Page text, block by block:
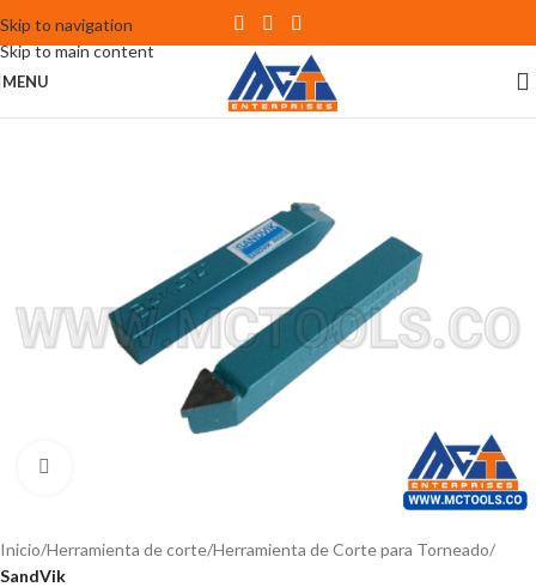
Skip to navigation
Skip to main content
MENU
Inicio Herramienta de corte Herramienta de Corte para Torneado
SandVik